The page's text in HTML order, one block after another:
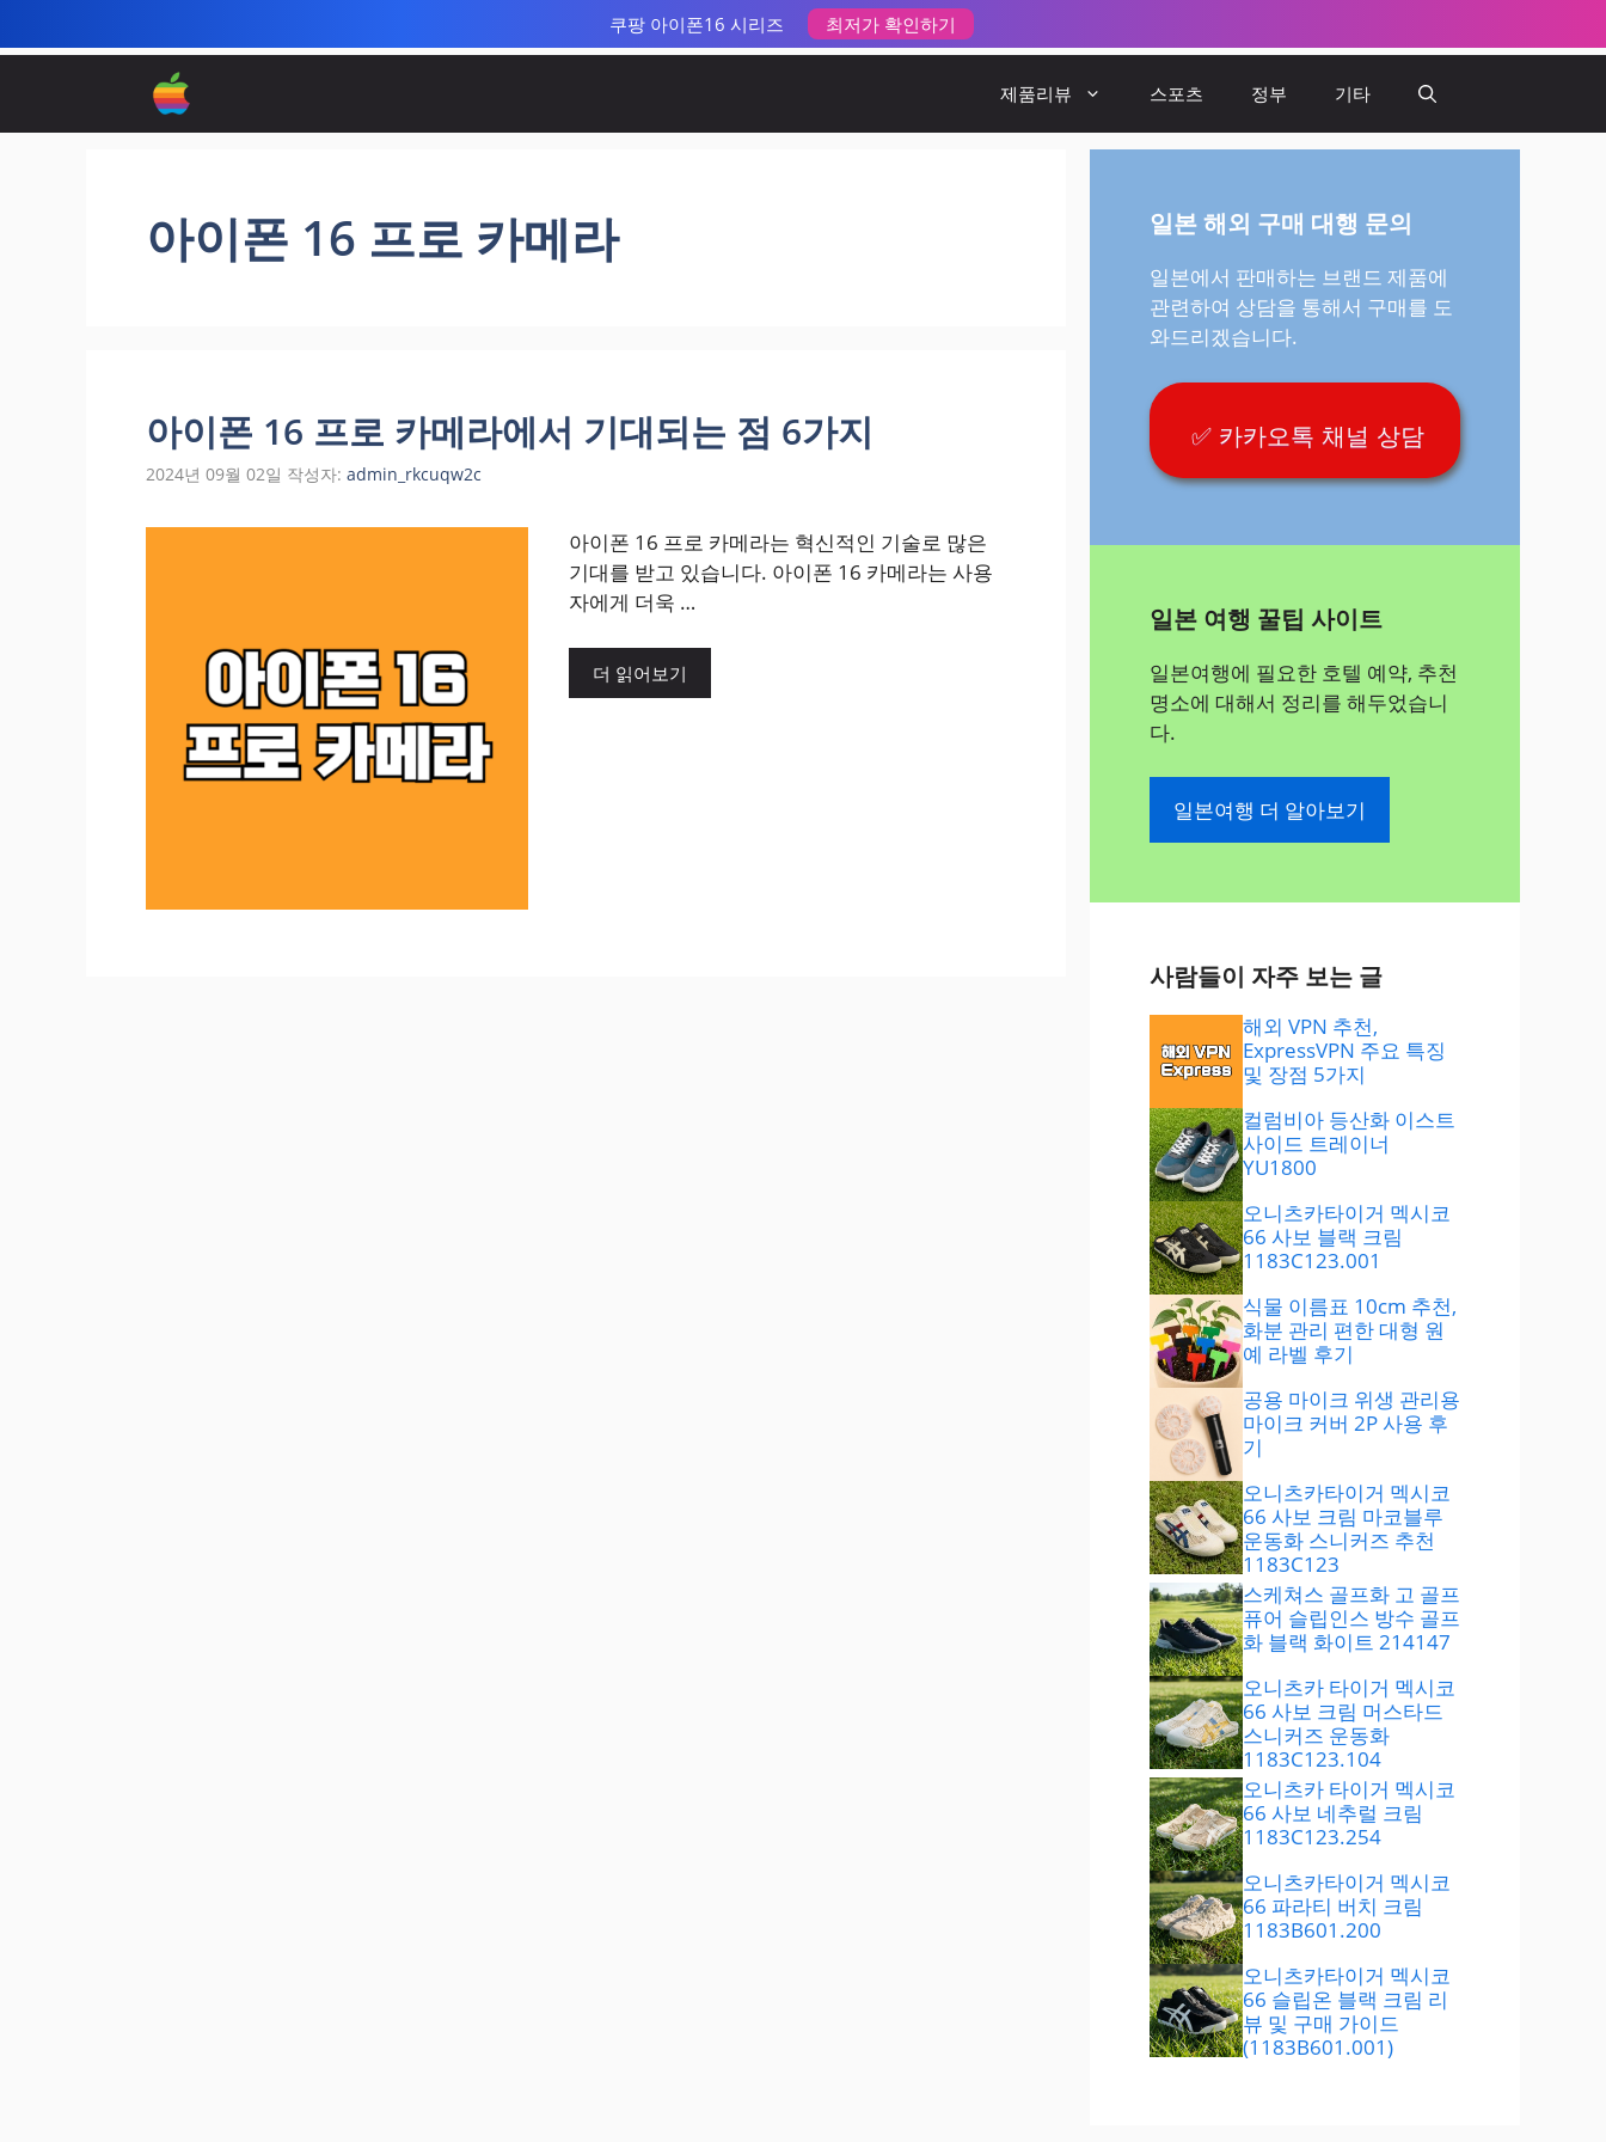
쿠팡 아이폰16 시리즈 최저가 확인하기
컨
제품리뷰 스포츠 정부 기타
아이폰 16 프로 카메라
아이폰 16 프로 카메라에서 기대되는 점 6가지
2024년 09월 02일 작성자: admin_rkcuqw2c
아이폰 16 프로 카메라는 혁신적인 기술로 많은
기대를 받고 있습니다. 아이폰 16 카메라는 사용
자에게 더욱 …
더 읽어보기
일본 해외 구매 대행 문의
일본에서 판매하는 브랜드 제품에
관련하여 상담을 통해서 구매를 도
와드리겠습니다.
✅ 카카오톡 채널 상담
일본 여행 꿀팁 사이트
일본여행에 필요한 호텔 예약, 추천
명소에 대해서 정리를 해두었습니
다.
일본여행 더 알아보기
사람들이 자주 보는 글
해외 VPN 추천,
ExpressVPN 주요 특징
및 장점 5가지
컬럼비아 등산화 이스트
사이드 트레이너
YU1800
오니츠카타이거 멕시코
66 사보 블랙 크림
1183C123.001
식물 이름표 10cm 추천,
화분 관리 편한 대형 원
예 라벨 후기
공용 마이크 위생 관리용
마이크 커버 2P 사용 후
기
오니츠카타이거 멕시코
66 사보 크림 마코블루
운동화 스니커즈 추천
1183C123
스케쳐스 골프화 고 골프
퓨어 슬립인스 방수 골프
화 블랙 화이트 214147
오니츠카 타이거 멕시코
66 사보 크림 머스타드
스니커즈 운동화
1183C123.104
오니츠카 타이거 멕시코
66 사보 네추럴 크림
1183C123.254
오니츠카타이거 멕시코
66 파라티 버치 크림
1183B601.200
오니츠카타이거 멕시코
66 슬립온 블랙 크림 리
뷰 및 구매 가이드
(1183B601.001)